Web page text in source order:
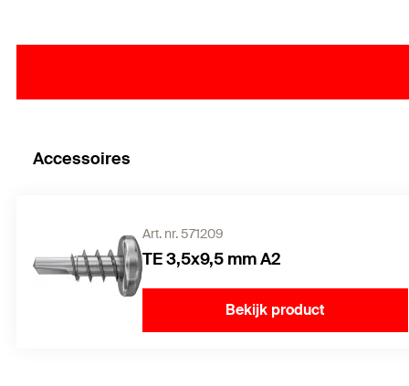
Accessoires
Art. nr. 571209
TE 3,5x9,5 mm A2
Bekijk product